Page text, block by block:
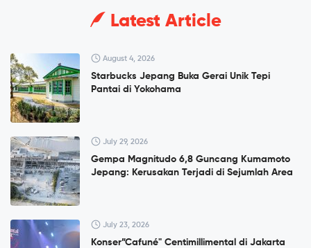
Latest Article
August 4, 2026
Starbucks Jepang Buka Gerai Unik Tepi
Pantai di Yokohama
July 29, 2026
Gempa Magnitudo 6,8 Guncang Kumamoto
Jepang: Kerusakan Terjadi di Sejumlah Area
July 23, 2026
Konser”Cafuné" Centimillimental di Jakarta